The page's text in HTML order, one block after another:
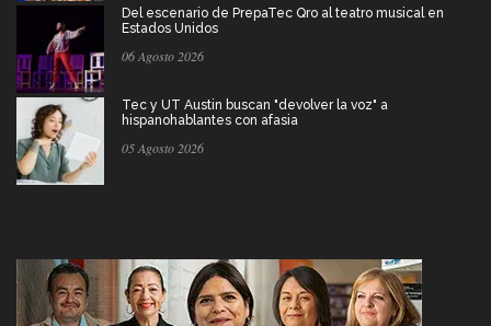
Del escenario de PrepaTec Qro al teatro musical en
Estados Unidos
06 Agosto 2026
Tec y UT Austin buscan "devolver la voz" a
hispanohablantes con afasia
05 Agosto 2026